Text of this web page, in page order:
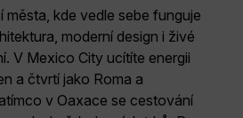
města, kde vedle sebe funguje
moderní design i živé
V Mexico City ucítíte energii
a čtvrtí jako Roma a
v Oaxace se cestování